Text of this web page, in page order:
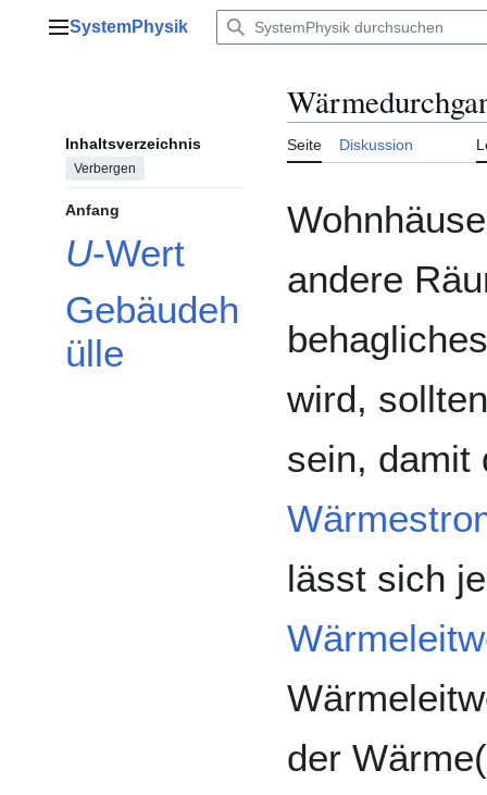
Hauptmenü
SystemPhysik
Inhaltsverzeichnis
Verbergen
Anfang
U-Wert
Gebäudeh
ülle
Seite Diskussion
andere
wird,
sein, damit
lässt sich
der